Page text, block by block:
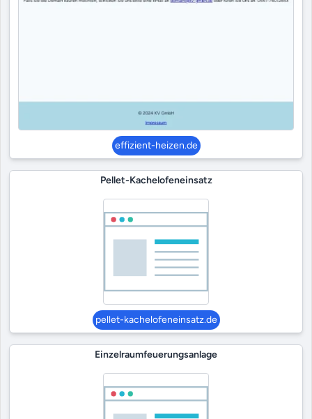
effizient-heizen.de
Pellet-Kachelofeneinsatz
pellet-kachelofeneinsatz.de
Einzelraumfeuerungsanlage